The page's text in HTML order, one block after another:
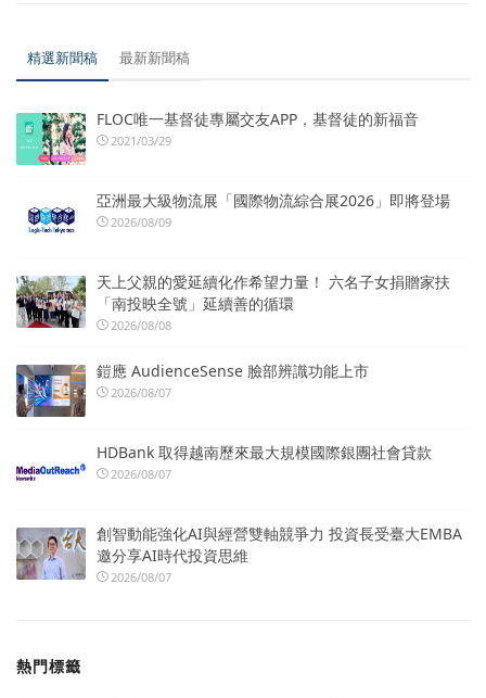
精選新聞稿 最新新聞稿
FLOC唯一基督徒專屬交友APP，基督徒的新福音
2021/03/29
亞洲最大級物流展「國際物流綜合展2026」即將登場
2026/08/09
天上父親的愛延續化作希望力量！ 六名子女捐贈家扶
「南投映全號」延續善的循環
2026/08/08
鎧應 AudienceSense 臉部辨識功能上市
2026/08/07
HDBank 取得越南歷來最大規模國際銀團社會貸款
2026/08/07
創智動能強化AI與經營雙軸競爭力 投資長受臺大EMBA
邀分享AI時代投資思維
2026/08/07
熱門標籤